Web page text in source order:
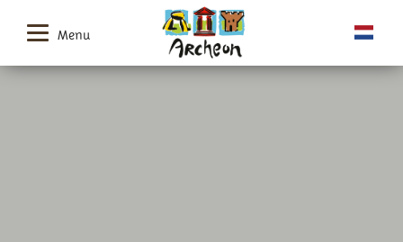
Menu